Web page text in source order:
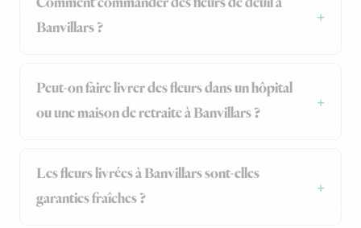
Banvillars ?
Peut-on faire livrer des fleurs dans un hôpital
ou une maison de retraite à Banvillars ?
Les fleurs livrées à Banvillars sont-elles
garanties fraîches ?